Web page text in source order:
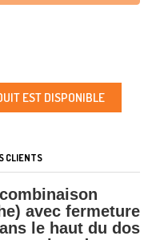
CLIENTS
avec fermeture
le haut du dos
EST DISPONIBLE